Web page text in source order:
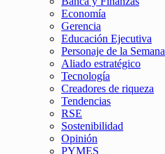
Economía
Gerencia
Educación Ejecutiva
Personaje de la Semana
Aliado estratégico
Tecnología
Creadores de riqueza
Tendencias
RSE
Sostenibilidad
Opinión
PYMES